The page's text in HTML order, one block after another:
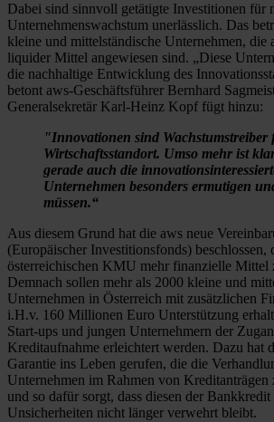
Dabei sind sinnvoll getätigte Investitionen für
Unternehmenswachstum unerlässlich. Das
kleine und mittelständische Unternehmen, die
liquider Mittel angewiesen sind. „Diese
die nachhaltige Entwicklung des
betont aws-Geschäftsführer Bernhard
Generalsekretär Karl-Heinz Kopf fügt hinzu:
"Innovationen sind Wachstumstreiber
Wirtschaftsstandort. Umso mehr ist
gerade auch die
Unternehmen besonders ermutigen
müssen.“
Aus diesem Grund hat die aws neue
(Europäischer Investitionsfonds) beschlossen,
österreichischen KMU mehr finanzielle Mittel
Demnach sollen mehr als 2000 kleine und
Unternehmen in Österreich mit zusätzlichen
i.H.v. 160 Millionen Euro Unterstützung
Start-ups und jungen Unternehmern der
Kreditaufnahme erleichtert werden. Dazu hat
Garantie ins Leben gerufen, die die
Unternehmen im Rahmen von Kreditanträgen
und so dafür sorgt, dass diesen der
Unsicherheiten nicht länger verwehrt bleibt.